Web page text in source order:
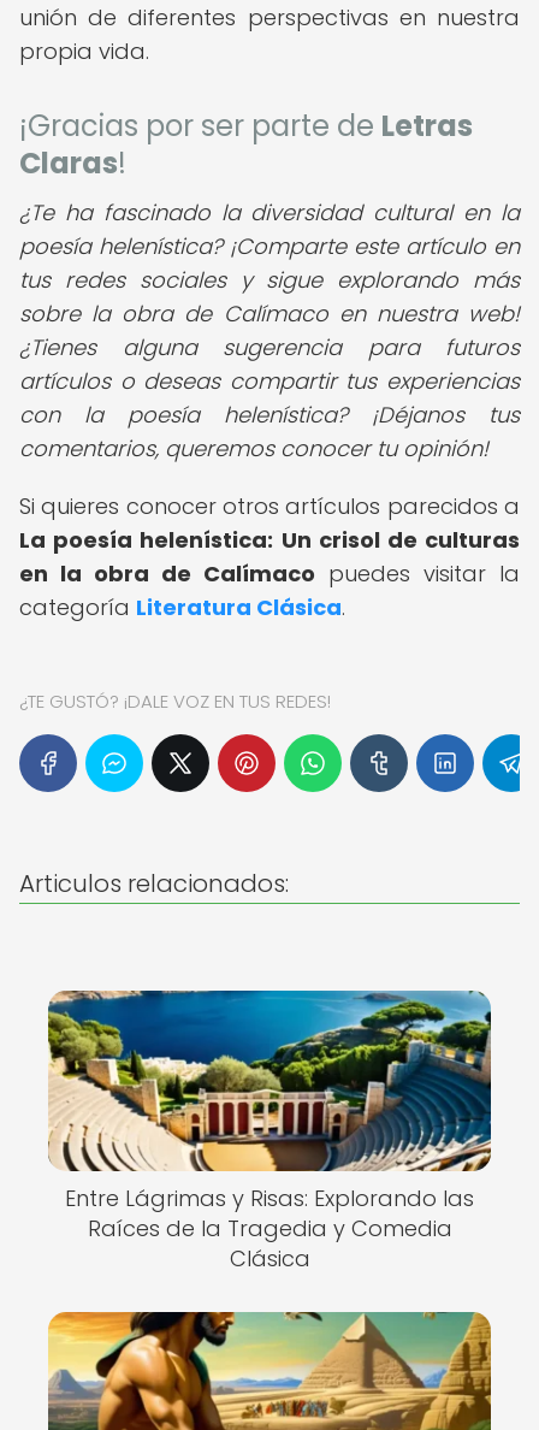
unión de diferentes perspectivas en nuestra
propia vida.
¡Gracias por ser parte de Letras
Claras!
¿Te ha fascinado la diversidad cultural en la
poesía helenística?¡Comparte este artículo en
tus redes sociales y sigue explorando más
sobre la obra de Calímaco en nuestra web!
¿Tienes alguna sugerencia para futuros
artículos o deseas compartir tus experiencias
con la poesía helenística? ¡Déjanos tus
comentarios, queremos conocer tu opinión!
Si quieres conocer otros artículos parecidos a
La poesía helenística: Un crisol de culturas
en la obra de Calímaco puedes visitar la
categoría Literatura Clásica.
¿TE GUSTÓ? ¡DALE VOZ EN TUS REDES!
Articulos relacionados:
Entre Lágrimas y Risas: Explorando las
Raíces de la Tragedia y Comedia
Clásica